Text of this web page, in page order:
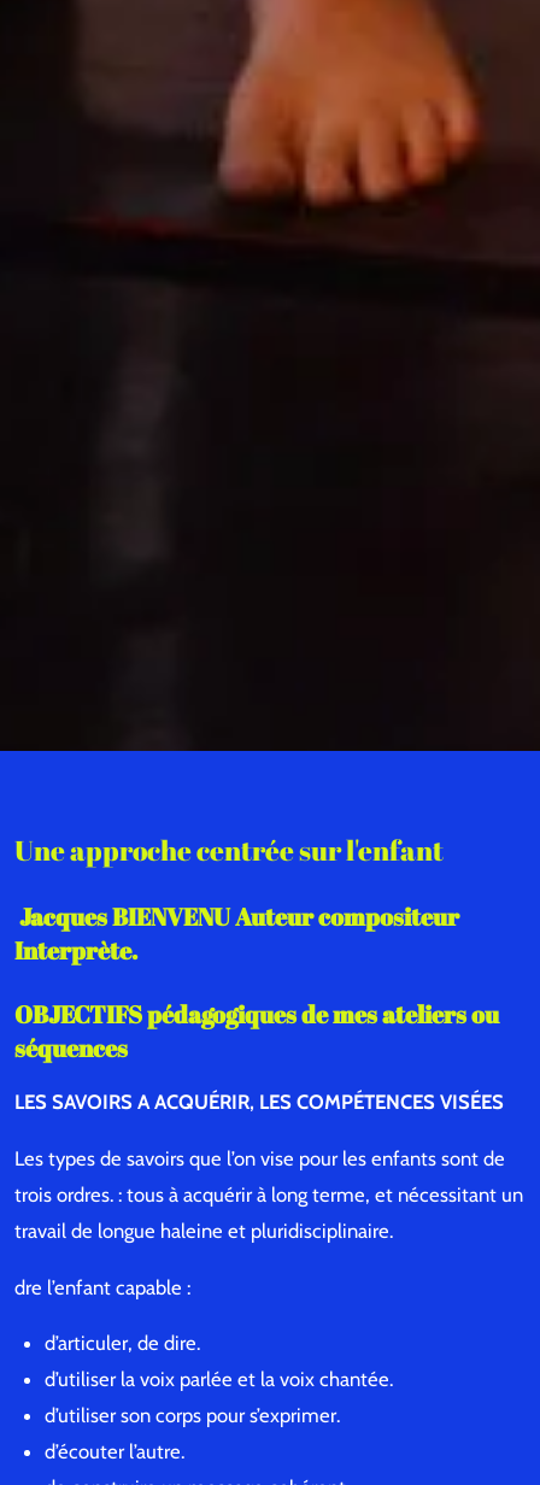
Une approche centrée sur l'enfant
Jacques BIENVENU Auteur compositeur
Interprète.
OBJECTIFS pédagogiques de mes ateliers ou
séquences
LES SAVOIRS A ACQUÉRIR, LES COMPÉTENCES VISÉES
Les types de savoirs que l’on vise pour les enfants sont de
trois ordres. : tous à acquérir à long terme, et nécessitant un
travail de longue haleine et pluridisciplinaire.
dre l’enfant capable :
d’articuler, de dire.
d’utiliser la voix parlée et la voix chantée.
d’utiliser son corps pour s’exprimer.
d’écouter l’autre.